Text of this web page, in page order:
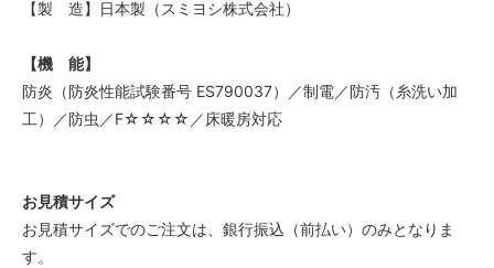
【製 造】日本製（スミヨシ株式会社）
【機 能】
防炎（防炎性能試験番号 ES790037）／制電／防汚（糸洗い加
工）／防虫／F☆☆☆☆／床暖房対応
お見積サイズ
お見積サイズでのご注文は、銀行振込（前払い）のみとなりま
す。